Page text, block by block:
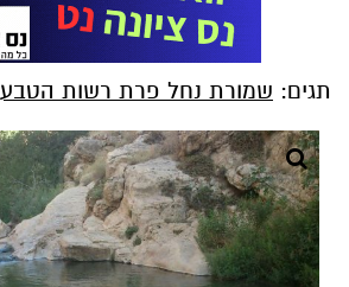
תגים: שמורת נחל פרת רשות הטבע